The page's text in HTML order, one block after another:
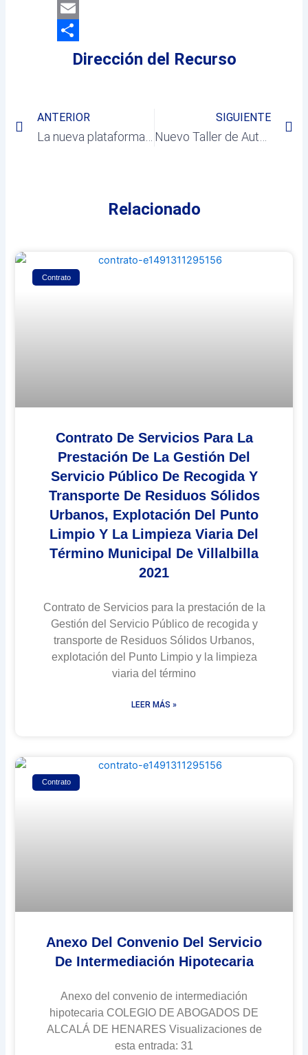
LinkedIn
Email
Compartir
Dirección del Recurso
ANTERIOR SIGUIENTE
Relacionado
Contrato
Contrato De Servicios Para La
Prestación De La Gestión Del
Servicio Público De Recogida Y
Transporte De Residuos Sólidos
Urbanos, Explotación Del Punto
Limpio Y La Limpieza Viaria Del
Término Municipal De Villalbilla
2021
Contrato de Servicios para la prestación de la
Gestión del Servicio Público de recogida y
transporte de Residuos Sólidos Urbanos,
explotación del Punto Limpio y la limpieza
viaria del término
LEER MÁS »
Contrato
Anexo Del Convenio Del Servicio
De Intermediación Hipotecaria
Anexo del convenio de intermediación
hipotecaria COLEGIO DE ABOGADOS DE
ALCALÁ DE HENARES Visualizaciones de
esta entrada: 31